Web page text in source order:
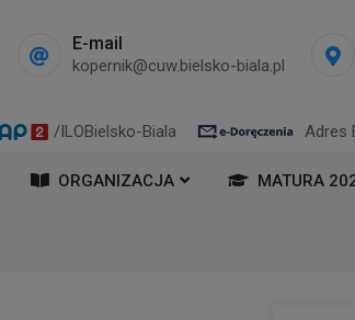
E-mail
kopernik@cuw.bielsko-biala.pl
/ILOBielsko-Biala Adres
ORGANIZACJA MATURA